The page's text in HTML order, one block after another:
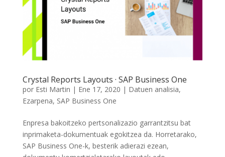
Crystal Reports Layouts · SAP Business One
por Esti Martin | Ene 17, 2020 | Datuen analisia,
Ezarpena, SAP Business One
Enpresa bakoitzeko pertsonalizazio garrantzitsu bat
inprimaketa-dokumentuak egokitzea da. Horretarako,
SAP Business One-k, besterik adierazi ezean,